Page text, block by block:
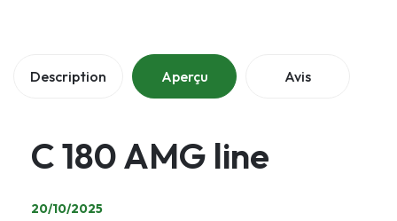
Description Aperçu Avis
C 180 AMG line
20/10/2025